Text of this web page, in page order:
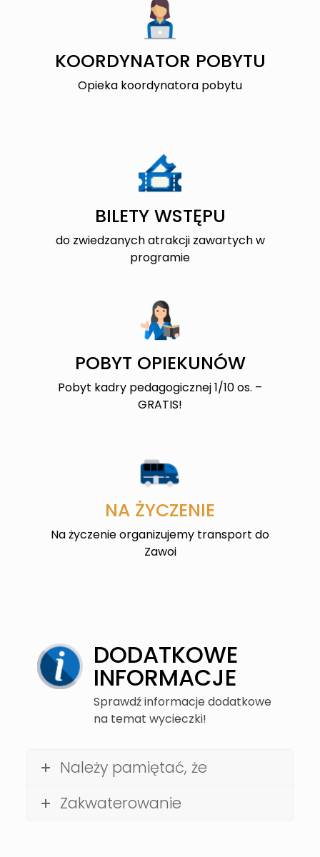
KOORDYNATOR POBYTU
Opieka koordynatora pobytu
BILETY WSTĘPU
do zwiedzanych atrakcji zawartych w
programie
POBYT OPIEKUNÓW
Pobyt kadry pedagogicznej 1/10 os. –
GRATIS!
NA ŻYCZENIE
Na życzenie organizujemy transport do
Zawoi
DODATKOWE
INFORMACJE
Sprawdź informacje dodatkowe
na temat wycieczki!
Należy pamiętać, że
Zakwaterowanie